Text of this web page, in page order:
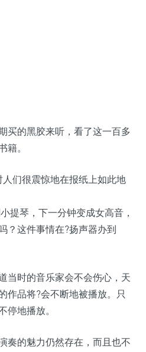
买的黑胶来听，看了这一百多
籍。
们很震惊地在报纸上如此地
提琴，下一分钟变成女高音，
？这件事情在?扬声器办到
当时的音乐家会不会伤心，天
作品将?会不断地被播放。只
停地播放。
奏的魅力仍然存在，而且也不